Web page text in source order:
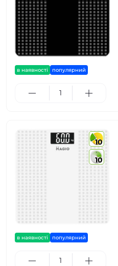
в наявності популярний
10
10
в наявності популярний